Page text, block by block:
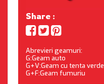
Share :
Abrevieri geamuri:
G:Geam auto
G+V:Geam cu tenta verde
G+F:Geam fumuriu